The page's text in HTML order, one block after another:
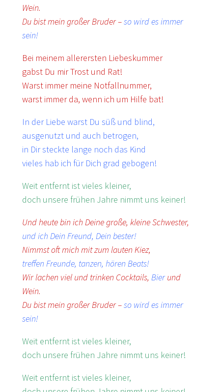
Wein.
Du bist mein großer Bruder –so wird es immer
sein!
Bei meinem allerersten Liebeskummer
gabst Du mir Trost und Rat!
Warst immer meine Notfallnummer,
warst immer da, wenn ich um Hilfe bat!
In der Liebe warst Du süß und blind,
ausgenutzt und auch betrogen,
in Dir steckte lange noch das Kind
vieles hab ich für Dich grad gebogen!
Weit entfernt ist vieles kleiner,
doch unsere frühen Jahre nimmt uns keiner!
Und heute bin ich Deine große, kleine Schwester,
und ich Dein Freund, Dein bester!
Nimmst oft mich mit zum lauten Kiez,
treffen Freunde, tanzen, hören Beats!
Wir lachen viel und trinken Cocktails, Bierund
Wein.
Du bist mein großer Bruder –so wird es immer
sein!
Weit entfernt ist vieles kleiner,
doch unsere frühen Jahre nimmt uns keiner!
Weit entfernt ist vieles kleiner,